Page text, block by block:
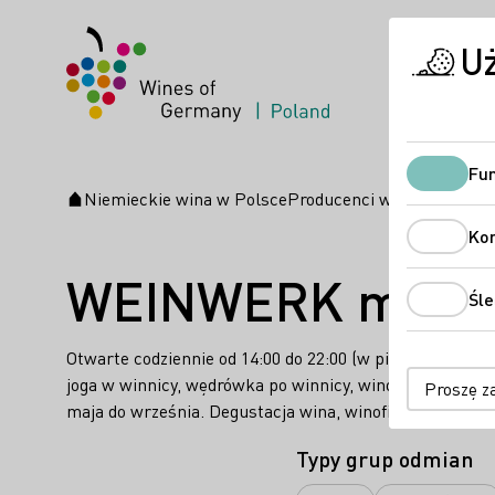
Strona startowa
Niemieckie wina w PolsceProducenci wina
WEINWERK
Otwarte codziennie od 14:00 do 22:00 (w piątki i soboty
joga w winnicy, wędrówka po winnicy, wino i taniec:
maja do września. Degustacja wina, winofilska
Typy grup odmian
Proszę